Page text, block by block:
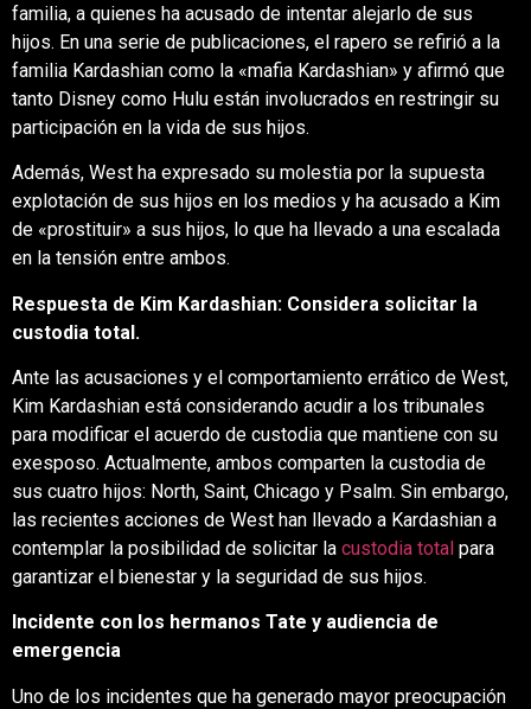
familia, a quienes ha acusado de intentar alejarlo de sus
hijos. En una serie de publicaciones, el rapero se refirió a la
familia Kardashian como la «mafia Kardashian» y afirmó que
tanto Disney como Hulu están involucrados en restringir su
participación en la vida de sus hijos.
Además, West ha expresado su molestia por la supuesta
explotación de sus hijos en los medios y ha acusado a Kim
de «prostituir» a sus hijos, lo que ha llevado a una escalada
en la tensión entre ambos.
Respuesta de Kim Kardashian: Considera solicitar la
custodia total.
Ante las acusaciones y el comportamiento errático de West,
Kim Kardashian está considerando acudir a los tribunales
para modificar el acuerdo de custodia que mantiene con su
exesposo. Actualmente, ambos comparten la custodia de
sus cuatro hijos: North, Saint, Chicago y Psalm. Sin embargo,
las recientes acciones de West han llevado a Kardashian a
contemplar la posibilidad de solicitar la custodia total para
garantizar el bienestar y la seguridad de sus hijos.
Incidente con los hermanos Tate y audiencia de
emergencia
Uno de los incidentes que ha generado mayor preocupación